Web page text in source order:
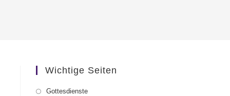
Wichtige Seiten
Gottesdienste